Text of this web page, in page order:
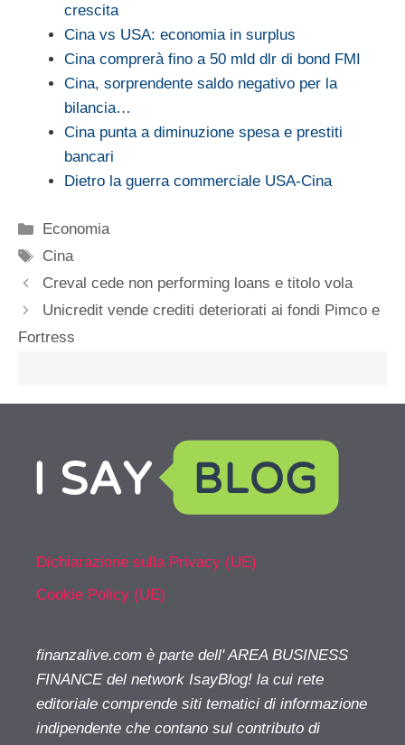
crescita
Cina vs USA: economia in surplus
Cina comprerà fino a 50 mld dlr di bond FMI
Cina, sorprendente saldo negativo per la
bilancia…
Cina punta a diminuzione spesa e prestiti
bancari
Dietro la guerra commerciale USA-Cina
Categorie
Economia
Tag
Cina
Creval cede non performing loans e titolo vola
Unicredit vende crediti deteriorati ai fondi Pimco e
Fortress
Dichiarazione sulla Privacy (UE)
Cookie Policy (UE)
finanzalive.com è parte dell' AREA BUSINESS
FINANCE del network IsayBlog! la cui rete
editoriale comprende siti tematici di informazione
indipendente che contano sul contributo di